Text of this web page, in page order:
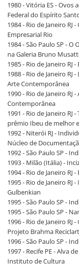
1980 - Vitória ES -
Federal do Espírito
1984 - Rio de Janeiro RJ
Empresarial Rio
1984 - São Paulo SP -
na Galeria Bruno
1985 - Rio de Janeiro
1988 - Rio de Janeiro
Arte Contemporânea
1990 - Rio de Janeiro
Contemporânea
1991 - Rio de Janeiro RJ
prêmio Ibeu de melhor
1992 - Niterói RJ -
Núcleo de
1992 - São Paulo SP -
1993 - Milão (Itália) -
1994 - Rio de Janeiro
1995 - Rio de Janeiro
Gulbenkian
1995 - São Paulo SP -
1995 - São Paulo SP -
1996 - Rio de Janeiro RJ
Projeto Brahma
1996 - São Paulo SP -
1997 - Recife PE - Alva
Instituto de Cultura